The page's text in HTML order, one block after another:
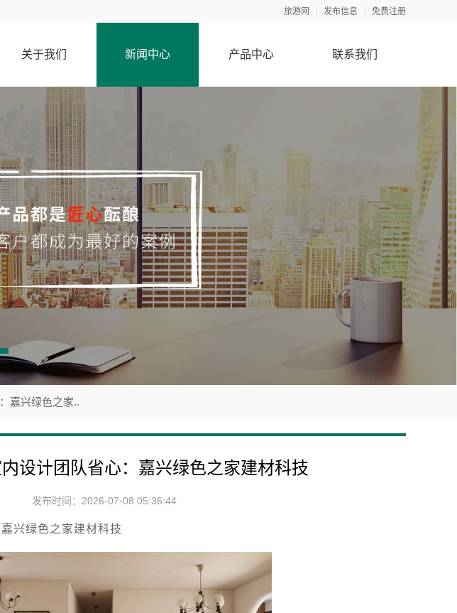
旅游网 发布信息 免费注册
关于我们 新闻中心 产品中心 联系我们
嘉兴绿色之家..
设计团队省心：嘉兴绿色之家建材科技
发布时间：2026-07-08 05:36:44
兴绿色之家建材科技